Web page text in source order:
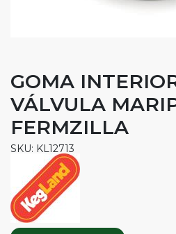
GOMA
VÁLVULA
FERMZILLA
SKU: KL12713